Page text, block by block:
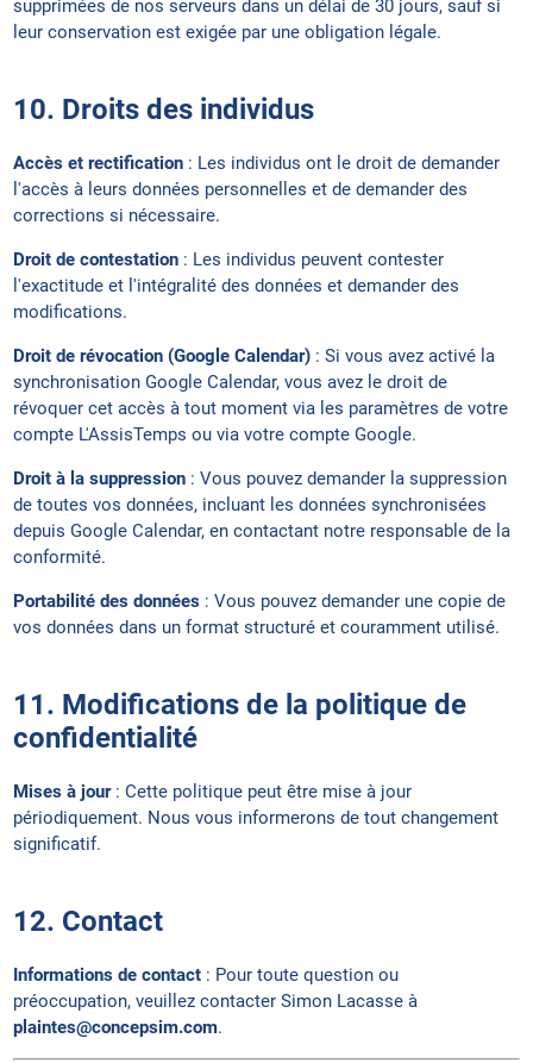
supprimées de nos serveurs dans un délai de 30 jours, sauf si
leur conservation est exigée par une obligation légale.
10. Droits des individus
Accès et rectification : Les individus ont le droit de demander
l'accès à leurs données personnelles et de demander des
corrections si nécessaire.
Droit de contestation : Les individus peuvent contester
l'exactitude et l'intégralité des données et demander des
modifications.
Droit de révocation (Google Calendar) : Si vous avez activé la
synchronisation Google Calendar, vous avez le droit de
révoquer cet accès à tout moment via les paramètres de votre
compte L'AssisTemps ou via votre compte Google.
Droit à la suppression : Vous pouvez demander la suppression
de toutes vos données, incluant les données synchronisées
depuis Google Calendar, en contactant notre responsable de la
conformité.
Portabilité des données : Vous pouvez demander une copie de
vos données dans un format structuré et couramment utilisé.
11. Modifications de la politique de
confidentialité
Mises à jour: Cette politique peut être mise à jour
périodiquement. Nous vous informerons de tout changement
significatif.
12. Contact
Informations de contact : Pour toute question ou
préoccupation, veuillez contacter Simon Lacasse à
plaintes@concepsim.com.